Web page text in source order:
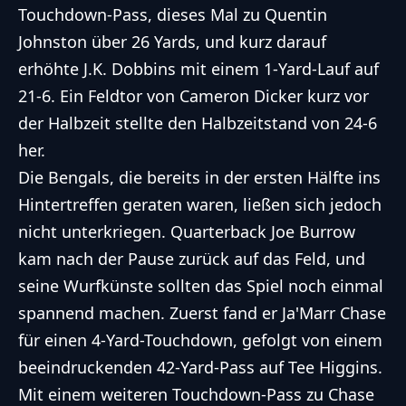
Touchdown-Pass, dieses Mal zu Quentin
Johnston über 26 Yards, und kurz darauf
erhöhte J.K. Dobbins mit einem 1-Yard-Lauf auf
21-6. Ein Feldtor von Cameron Dicker kurz vor
der Halbzeit stellte den Halbzeitstand von 24-6
her.
Die Bengals, die bereits in der ersten Hälfte ins
Hintertreffen geraten waren, ließen sich jedoch
nicht unterkriegen. Quarterback Joe Burrow
kam nach der Pause zurück auf das Feld, und
seine Wurfkünste sollten das Spiel noch einmal
spannend machen. Zuerst fand er Ja'Marr Chase
für einen 4-Yard-Touchdown, gefolgt von einem
beeindruckenden 42-Yard-Pass auf Tee Higgins.
Mit einem weiteren Touchdown-Pass zu Chase